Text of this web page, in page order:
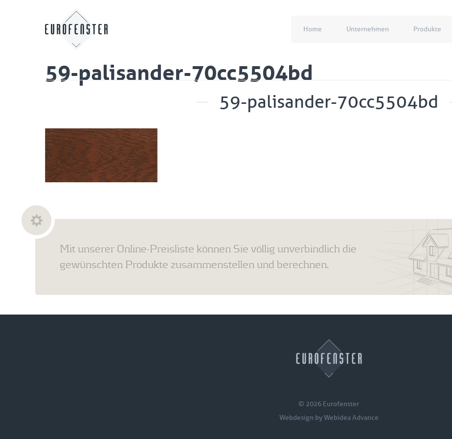
Home Unternehmen Produkte
59-palisander-70cc5504bd
59-palisander-70cc5504bd
Mit unserer Online-Preisliste können Sie völlig unverbindlich die
gewünschten Produkte zusammenstellen und berechnen.
© 2026 Eurofenster
Webdesign byWebidea Advance